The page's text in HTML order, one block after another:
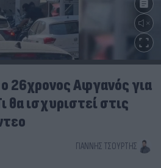
26χρονος Αφγανός για
θα ισχυριστεί στις
ΓΙΆΝΝΗΣ ΤΣΟΎΡΤΗΣ